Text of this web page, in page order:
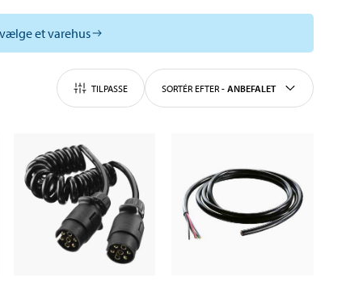
et varehus
TILPASSE SORTÉR EFTER - ANBEFALET